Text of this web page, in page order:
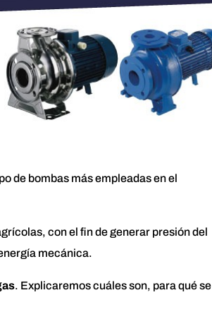
de bombas más empleadas en el
con el fin de generar presión del
mecánica.
. Explicaremos cuáles son, para qué se